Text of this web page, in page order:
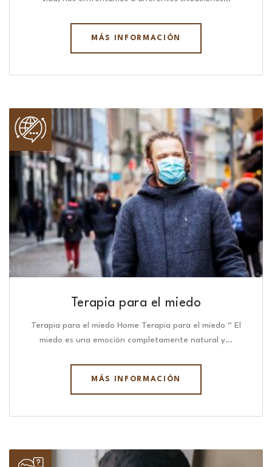
MÁS INFORMACIÓN
Terapia para el miedo
Terapia para el miedo Home Terapia para el miedo “ El
miedo es una emoción completamente natural y…
MÁS INFORMACIÓN